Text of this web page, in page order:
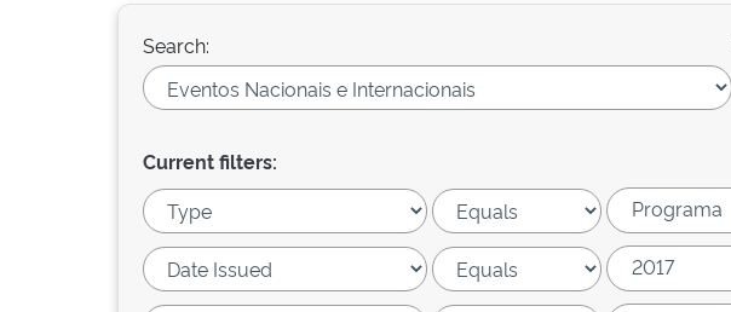
Search:
Current filters: